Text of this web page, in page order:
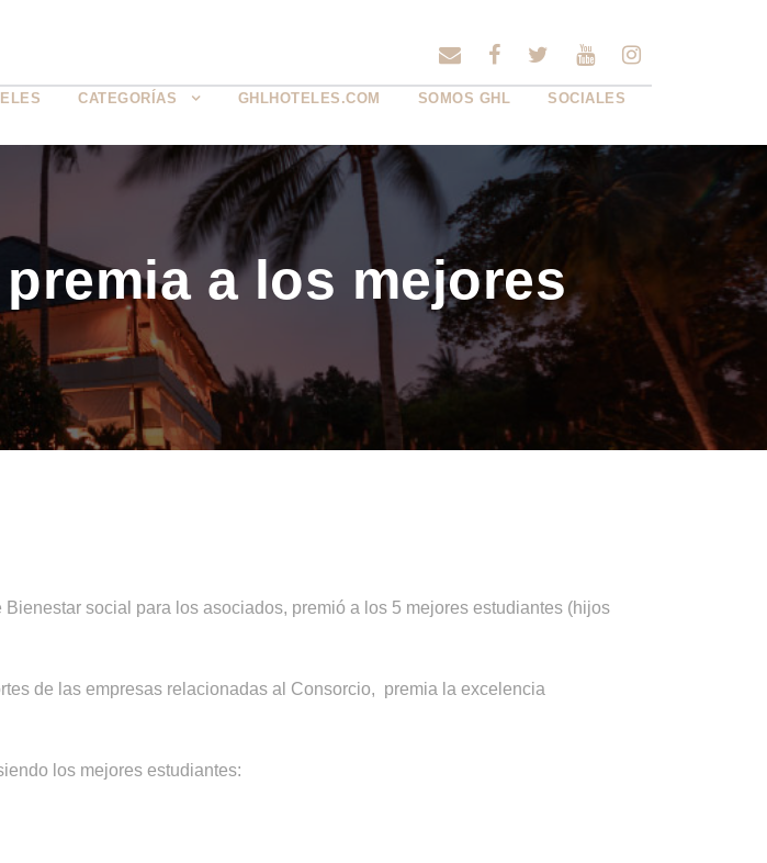
CATEGORÍAS GHLHOTELES.COM SOMOS GHL SOCIALES
a los mejores
social para los asociados, premió a los 5 mejores estudiantes (hijos
de las empresas relacionadas al Consorcio, premia la excelencia
los mejores estudiantes: